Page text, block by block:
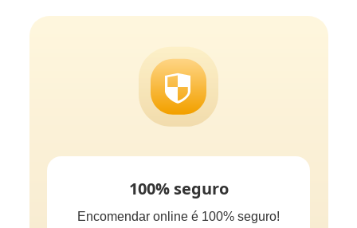
100% seguro
Encomendar online é 100% seguro!